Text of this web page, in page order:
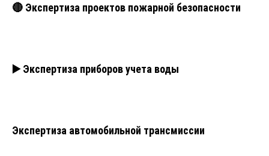
🔴 Экспертиза проектов пожарной безопасности
▶️ Экспертиза приборов учета воды
Экспертиза автомобильной трансмиссии